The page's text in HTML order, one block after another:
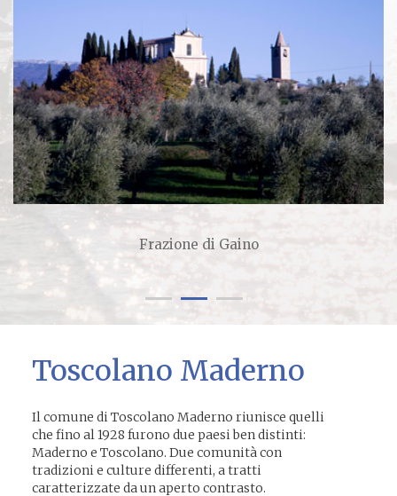
Museo della Carta
Toscolano Maderno
Il comune di Toscolano Maderno riunisce quelli
che fino al 1928 furono due paesi ben distinti:
Maderno e Toscolano. Due comunità con
tradizioni e culture differenti, a tratti
caratterizzate da un aperto contrasto.